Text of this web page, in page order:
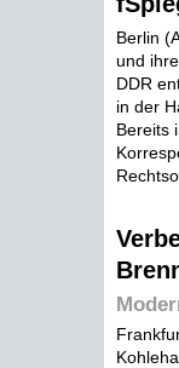
Berlin
und
DDR
in der
Bereits